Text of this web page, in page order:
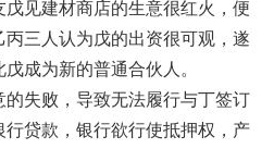
见建材商店的生意很红火，便
三人认为戊的出资很可观，遂
成为新的普通合伙人。
的失败，导致无法履行与丁签订
贷款，银行欲行使抵押权，产